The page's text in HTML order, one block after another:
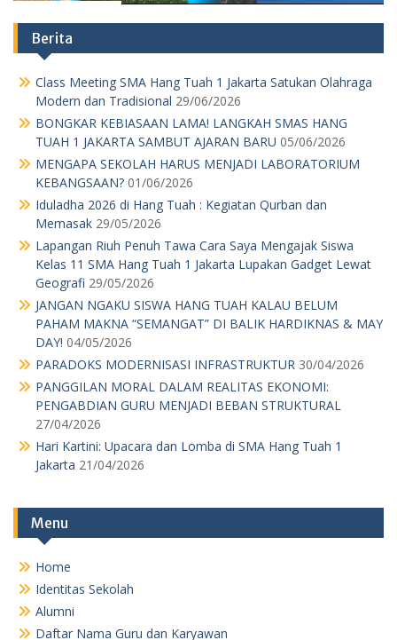
Berita
Class Meeting SMA Hang Tuah 1 Jakarta Satukan Olahraga
Modern dan Tradisional 29/06/2026
BONGKAR KEBIASAAN LAMA! LANGKAH SMAS HANG
TUAH 1 JAKARTA SAMBUT AJARAN BARU 05/06/2026
MENGAPA SEKOLAH HARUS MENJADI LABORATORIUM
KEBANGSAAN? 01/06/2026
Iduladha 2026 di Hang Tuah : Kegiatan Qurban dan
Memasak 29/05/2026
Lapangan Riuh Penuh Tawa Cara Saya Mengajak Siswa
Kelas 11 SMA Hang Tuah 1 Jakarta Lupakan Gadget Lewat
Geografi 29/05/2026
JANGAN NGAKU SISWA HANG TUAH KALAU BELUM
PAHAM MAKNA “SEMANGAT” DI BALIK HARDIKNAS & MAY
DAY! 04/05/2026
PARADOKS MODERNISASI INFRASTRUKTUR 30/04/2026
PANGGILAN MORAL DALAM REALITAS EKONOMI:
PENGABDIAN GURU MENJADI BEBAN STRUKTURAL
27/04/2026
Hari Kartini: Upacara dan Lomba di SMA Hang Tuah 1
Jakarta 21/04/2026
Menu
Home
Identitas Sekolah
Alumni
Daftar Nama Guru dan Karyawan